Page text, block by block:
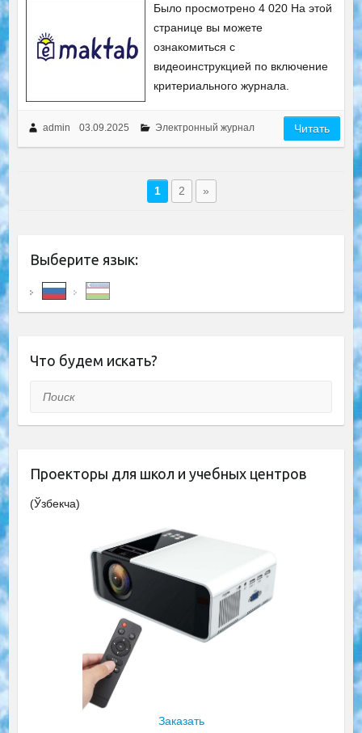
Было просмотрено 4 020 На этой
странице вы можете
ознакомиться с
видеоинструкцией по включение
критериального журнала.
admin 03.09.2025 Электронный журнал Читать
1 2 »
Выберите язык:
Что будем искать?
Поиск
Проекторы для школ и учебных центров
(Ўзбекча)
Заказать